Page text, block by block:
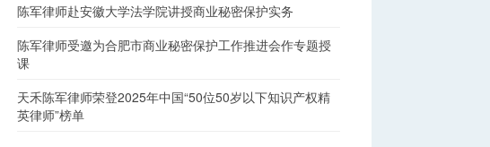
陈军律师赴安徽大学法学院讲授商业秘密保护实务
陈军律师受邀为合肥市商业秘密保护工作推进会作专题授
课
天禾陈军律师荣登2025年中国“50位50岁以下知识产权精
英律师”榜单